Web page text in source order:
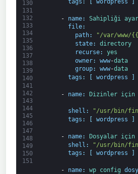
130
131
132
133
134
135
136
137
138
139
140
141
142
143
144
145
146
147
148
149
150
151
tags : wordpress
- name: Sahipliği
file:
path:
"/var/www/
state:
directory
recurse:
yes
owner: www-data
group: www-data
tags : wordpress
- name: Dizinler için
shell :
"/usr/bin/
tags : wordpress
- name: Dosyalar için
shell :
"/usr/bin/
tags : wordpress
- name: wp config